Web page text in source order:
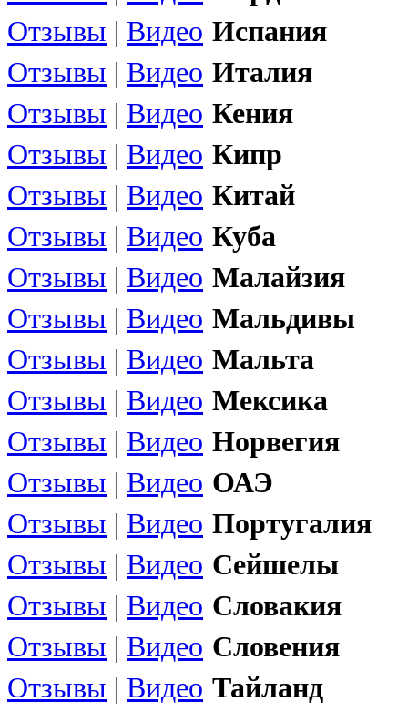
Отзывы | Видео Испания
Отзывы | Видео Италия
Отзывы | Видео Кения
Отзывы | Видео Кипр
Отзывы | Видео Китай
Отзывы | Видео Куба
Отзывы | Видео Малайзия
Отзывы | Видео Мальдивы
Отзывы | Видео Мальта
Отзывы | Видео Мексика
Отзывы | Видео Норвегия
Отзывы | Видео ОАЭ
Отзывы | Видео Португалия
Отзывы | Видео Сейшелы
Отзывы | Видео Словакия
Отзывы | Видео Словения
Отзывы | Видео Тайланд